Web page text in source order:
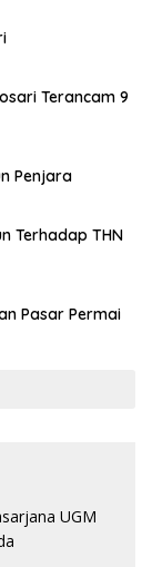
Terancam 9
Penjara
Terhadap THN
Pasar Permai